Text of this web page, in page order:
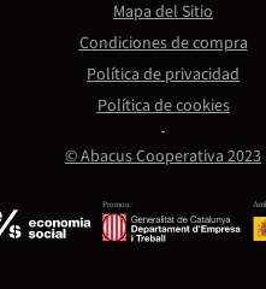
Promou:
© Abacus Cooperativa 2023
Mapa del Sitio
Condiciones de compra
Política de privacidad
Política de cookies